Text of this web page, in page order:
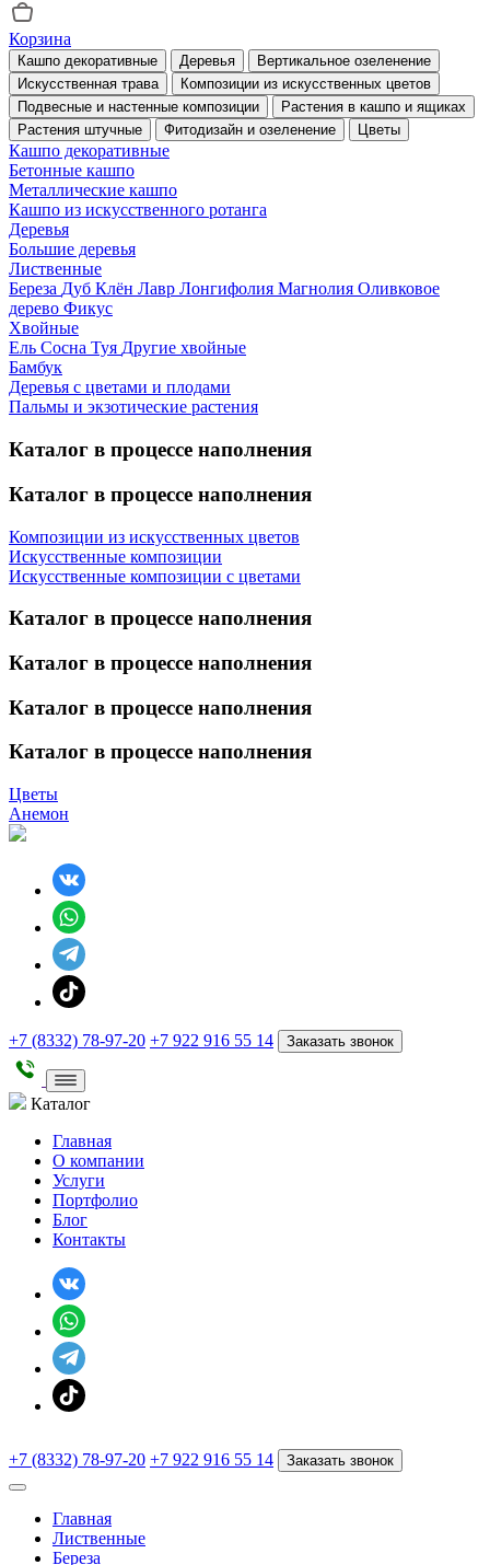
Корзина
Кашпо декоративные Деревья
Вертикальное озеленение
Искусственная трава
Композиции из искусственных цветов
Подвесные и настенные композиции
Растения в кашпо и ящиках
Растения штучные
Фитодизайн и озеленение Цветы
Кашпо декоративные
Бетонные кашпо
Металлические кашпо
Кашпо из искусственного ротанга
Деревья
Большие деревья
Лиственные
Береза Дуб Клён Лавр Лонгифолия Магнолия Оливковое
дерево Фикус
Хвойные
Ель Сосна Туя Другие хвойные
Бамбук
Деревья с цветами и плодами
Пальмы и экзотические растения
Каталог в процессе наполнения
Каталог в процессе наполнения
Композиции из искусственных цветов
Искусственные композиции
Искусственные композиции с цветами
Каталог в процессе наполнения
Каталог в процессе наполнения
Каталог в процессе наполнения
Каталог в процессе наполнения
Цветы
Анемон
+7 (8332) 78-97-20 +7 922 916 55 14 Заказать звонок
Каталог
Главная
О компании
Услуги
Портфолио
Блог
Контакты
+7 (8332) 78-97-20 +7 922 916 55 14 Заказать звонок
Главная
Лиственные
Береза